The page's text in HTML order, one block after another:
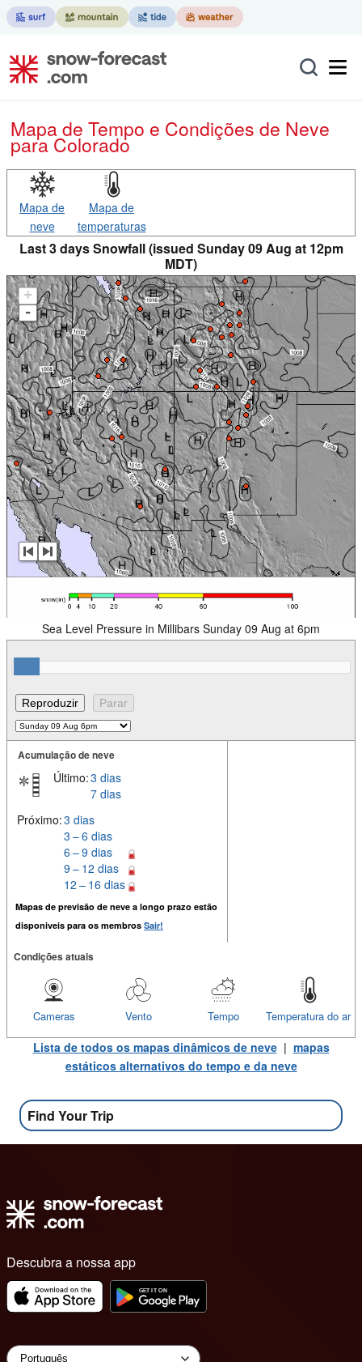
Mapa de Tempo e Condições de Neve
para Colorado
Mapa de
neve
Mapa de
temperaturas
Last 3 days Snowfall (issued Sunday 09 Aug at 12pm
MDT)
+
-
Sea Level Pressure in Millibars Sunday 09 Aug at 6pm
Acumulação de neve
Último:3 dias
7 dias
Próximo:3 dias
3 – 6 dias
6 – 9 dias
9 – 12 dias
12 – 16 dias
Mapas de previsão de neve a longo prazo estão
disponiveis para os membros Sair!
Condições atuais
Temperatura do ar
Tempo
Vento
Cameras
Lista de todos os mapas dinâmicos de neve| mapas
estáticos alternativos do tempo e da neve
Find Your Trip
Descubra a nossa app